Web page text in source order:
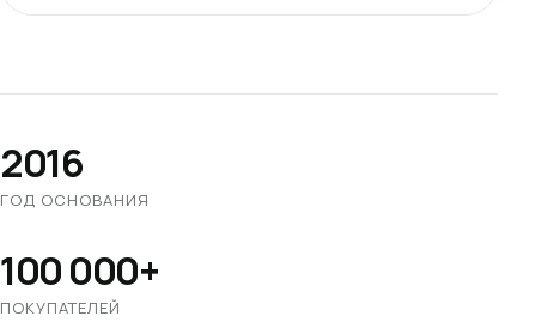
2016
ГОД ОСНОВАНИЯ
100 000+
ПОКУПАТЕЛЕЙ